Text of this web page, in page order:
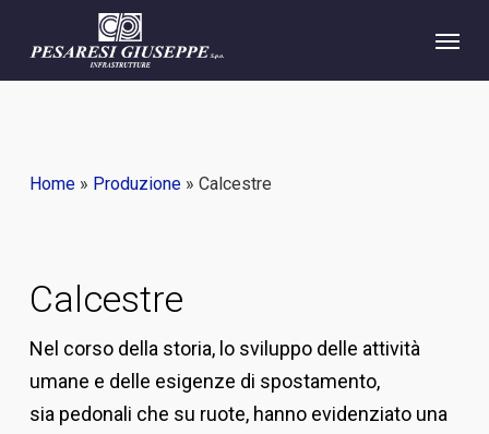
main
Home» Produzione» Calcestre
Calcestre
Nel corso della storia, lo sviluppo delle attività
umane e delle esigenze di spostamento,
sia pedonali che su ruote, hanno evidenziato una